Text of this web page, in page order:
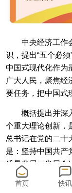
中央经济工作会
识，提出“五个必
中国式现代化作为
广大人民，聚焦经
要任务，把中国式
概括提出并深入
个重大理论创新，
总书记在党的二十
是：坚持中国共产
质量发展，发展全
全体人民共同富
命运共同体，创造
首页 快讯